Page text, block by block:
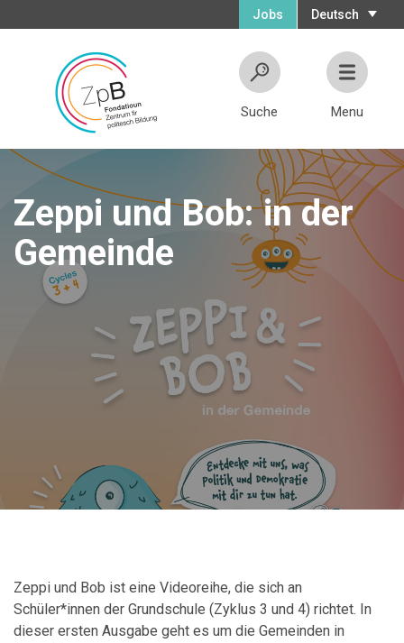
Deutsch
Jobs
Suche Menu
Zeppi und Bob: in der
Gemeinde
Zeppi und Bob ist eine Videoreihe, die sich an
Schüler*innen der Grundschule (Zyklus 3 und 4) richtet. In
dieser ersten Ausgabe geht es um die Gemeinden in